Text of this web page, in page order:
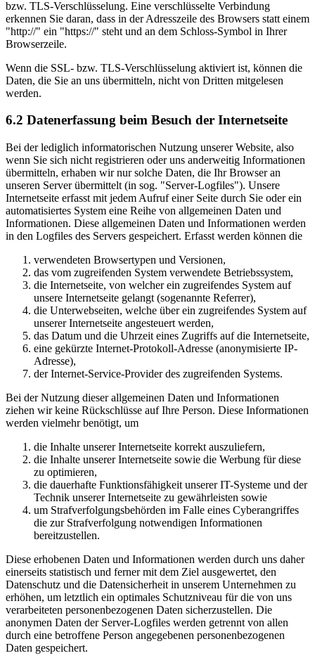
bzw. TLS-Verschlüsselung. Eine verschlüsselte Verbindung
erkennen Sie daran, dass in der Adresszeile des Browsers statt einem
"http://" ein "https://" steht und an dem Schloss-Symbol in Ihrer
Browserzeile.
Wenn die SSL- bzw. TLS-Verschlüsselung aktiviert ist, können die
Daten, die Sie an uns übermitteln, nicht von Dritten mitgelesen
werden.
6.2 Datenerfassung beim Besuch der Internetseite
Bei der lediglich informatorischen Nutzung unserer Website, also
wenn Sie sich nicht registrieren oder uns anderweitig Informationen
übermitteln, erhaben wir nur solche Daten, die Ihr Browser an
unseren Server übermittelt (in sog. "Server-Logfiles"). Unsere
Internetseite erfasst mit jedem Aufruf einer Seite durch Sie oder ein
automatisiertes System eine Reihe von allgemeinen Daten und
Informationen. Diese allgemeinen Daten und Informationen werden
in den Logfiles des Servers gespeichert. Erfasst werden können die
verwendeten Browsertypen und Versionen,
das vom zugreifenden System verwendete Betriebssystem,
die Internetseite, von welcher ein zugreifendes System auf
unsere Internetseite gelangt (sogenannte Referrer),
die Unterwebseiten, welche über ein zugreifendes System auf
unserer Internetseite angesteuert werden,
das Datum und die Uhrzeit eines Zugriffs auf die Internetseite,
eine gekürzte Internet-Protokoll-Adresse (anonymisierte IP-
Adresse),
der Internet-Service-Provider des zugreifenden Systems.
Bei der Nutzung dieser allgemeinen Daten und Informationen
ziehen wir keine Rückschlüsse auf Ihre Person. Diese Informationen
werden vielmehr benötigt, um
die Inhalte unserer Internetseite korrekt auszuliefern,
die Inhalte unserer Internetseite sowie die Werbung für diese
zu optimieren,
die dauerhafte Funktionsfähigkeit unserer IT-Systeme und der
Technik unserer Internetseite zu gewährleisten sowie
um Strafverfolgungsbehörden im Falle eines Cyberangriffes
die zur Strafverfolgung notwendigen Informationen
bereitzustellen.
Diese erhobenen Daten und Informationen werden durch uns daher
einerseits statistisch und ferner mit dem Ziel ausgewertet, den
Datenschutz und die Datensicherheit in unserem Unternehmen zu
erhöhen, um letztlich ein optimales Schutzniveau für die von uns
verarbeiteten personenbezogenen Daten sicherzustellen. Die
anonymen Daten der Server-Logfiles werden getrennt von allen
durch eine betroffene Person angegebenen personenbezogenen
Daten gespeichert.